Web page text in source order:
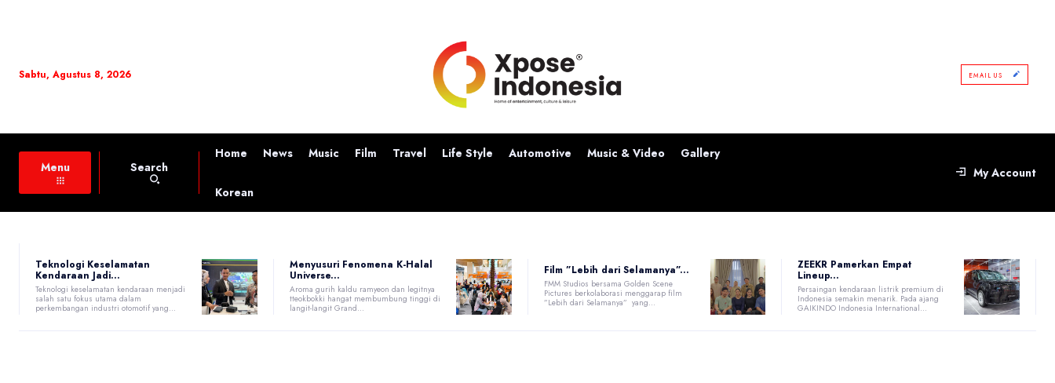
Sabtu, Agustus 8, 2026 EMAIL US
Menu Search
Home News Music Film Travel Life Style Automotive Music & Video Gallery
Korean
My Account
Teknologi Keselamatan
Kendaraan Jadi...
Teknologi keselamatan kendaraan menjadi
salah satu fokus utama dalam
perkembangan industri otomotif yang...
Menyusuri Fenomena K-Halal
Universe...
Aroma gurih kaldu ramyeon dan legitnya
tteokbokki hangat membumbung tinggi di
langit-langit Grand...
Film ”Lebih dari Selamanya”...
FMM Studios bersama Golden Scene
Pictures berkolaborasi menggarap film
”Lebih dari Selamanya” yang...
ZEEKR Pamerkan Empat
Lineup...
Persaingan kendaraan listrik premium di
Indonesia semakin menarik. Pada ajang
GAIKINDO Indonesia International...